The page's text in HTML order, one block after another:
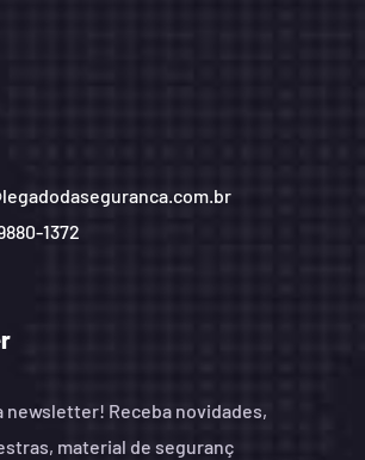
1372
newsletter! Receba novidades,
material de seguranç